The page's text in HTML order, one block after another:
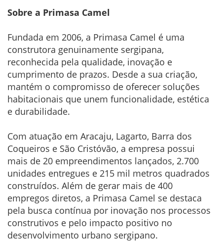
Sobre a Primasa Camel
Fundada em 2006, a Primasa Camel é uma
construtora genuinamente sergipana,
reconhecida pela qualidade, inovação e
cumprimento de prazos. Desde a sua criação,
mantém o compromisso de oferecer soluções
habitacionais que unem funcionalidade, estética
e durabilidade.
Com atuação em Aracaju, Lagarto, Barra dos
Coqueiros e São Cristóvão, a empresa possui
mais de 20 empreendimentos lançados, 2.700
unidades entregues e 215 mil metros quadrados
construídos. Além de gerar mais de 400
empregos diretos, a Primasa Camel se destaca
pela busca contínua por inovação nos processos
construtivos e pelo impacto positivo no
desenvolvimento urbano sergipano.